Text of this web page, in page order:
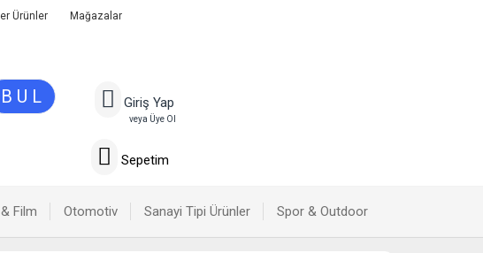
Ürünler Mağazalar
B U L Giriş Yap
veya Üye Ol
Sepetim
Film Otomotiv Sanayi Tipi Ürünler Spor & Outdoor